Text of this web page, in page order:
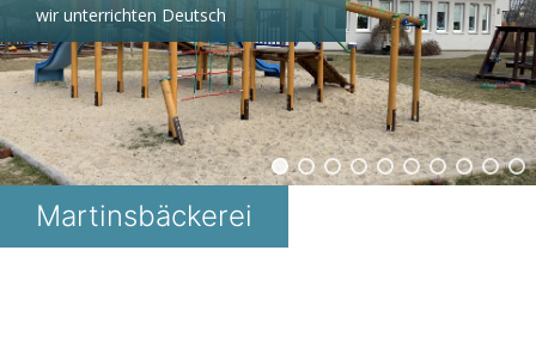
springen
wir unterrichten Deutsch
Martinsbäckerei